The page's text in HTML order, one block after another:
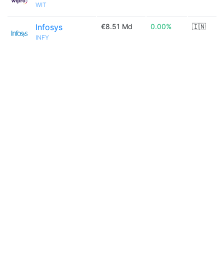
WIT
Infosys
INFY
€8.51 Md 0.00% 🇮🇳